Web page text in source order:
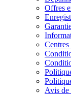
Offres
Centres
Avis